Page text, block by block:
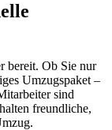
bereit. Ob Sie nur
Umzugspaket –
sind
freundliche,